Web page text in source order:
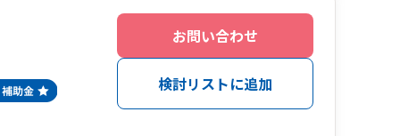
お問い合わせ
検討リストに追加